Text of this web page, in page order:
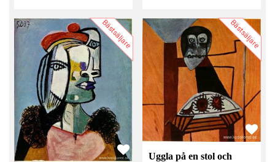
Bästsäljare Bästsäljare
Uggla på en stol och